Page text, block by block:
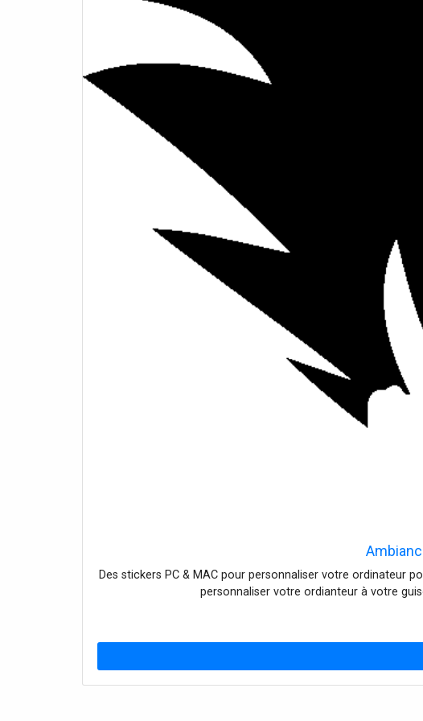
les pointes Tech vous offrent la
possibilité d'utiliser des pointes en
carbure ou en caoutchouc.Ainsi,
pour performer en trail, ce sont les
Distance Z qu'il vous faut.
batterie,
rouges
acoustique ou
jusqu'à 22
debout/
Couleur:
Halloween,
85 cmLargeur:
cm,
Des stickers PC & MAC pour personnaliser votre ordinateur
personnaliser votre ordianteur à votre